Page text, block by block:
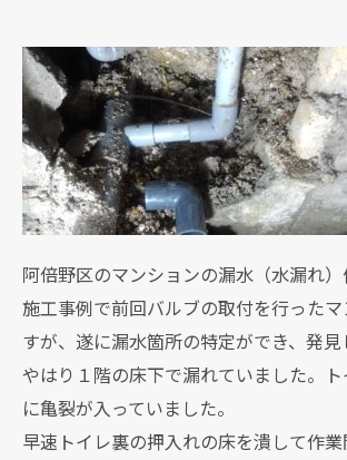
阿倍野区のマンションの漏水（水漏れ）
施工事例で前回バルブの取付を行った
すが、遂に漏水箇所の特定ができ、発見
やはり１階の床下で漏れていました。
に亀裂が入っていました。
早速トイレ裏の押入れの床を潰して作業